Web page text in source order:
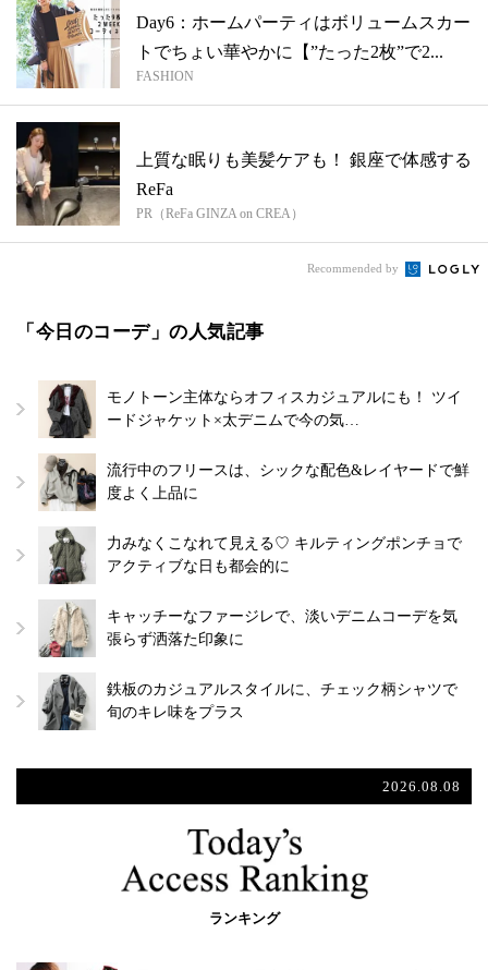
Day6：ホームパーティはボリュームスカー
トでちょい華やかに【”たった2枚”で2...
FASHION
上質な眠りも美髪ケアも！ 銀座で体感する
ReFa
PR（ReFa GINZA on CREA）
Recommended by
「今日のコーデ」の人気記事
モノトーン主体ならオフィスカジュアルにも！ ツイ
ードジャケット×太デニムで今の気…
流行中のフリースは、シックな配色&レイヤードで鮮
度よく上品に
力みなくこなれて見える♡ キルティングポンチョで
アクティブな日も都会的に
キャッチーなファージレで、淡いデニムコーデを気
張らず洒落た印象に
鉄板のカジュアルスタイルに、チェック柄シャツで
旬のキレ味をプラス
2026.08.08
ランキング